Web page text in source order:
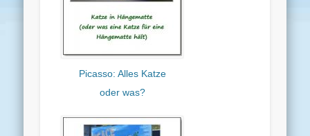
Picasso: Alles Katze
oder was?